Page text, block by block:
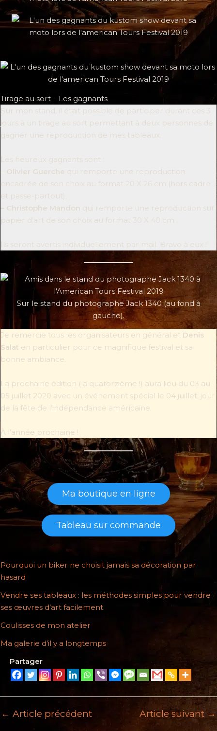
Tirage au sort – Les gagnants
Sur mon stand, il était possible de participer durant ces 3
jours à un tirage au sort permettant à deux personnes de
gagner une reproduction de mes tableaux.
Les heureux gagnants sont :
– Olivier Guerche qui remporte une reproduction
encadrée de son choix au format 20 X 26 cm (hors cadre
et passe-partout).
– Christophe Mandon qui remporte une reproduction sur
papier d’art de son choix au format 30 X 40 cm .
Ils seront avertis individuellement par mail. Bravo à eux !
Sur le stand du photographe Jack 1340 (au fond à
gauche).
Je remercie tous les organisateurs en général et Denis
Salat en particulier pour ce magnifique festival et sa
bonne ambiance.
La prochaine édition (la quatorzième !) aura lieu du 03 au
05 juillet 2020 avec un événement spécial le 04 juillet, jour
de la fête de l’indépendance américaine.
À l’année prochaine !
Ma boutique en ligne
Tableau sur commande
Pourquoi un biker ne choisit jamais sa décoration par
hasard
Vendre ses tableaux : les méthodes simples pour vendre
ses œuvres d’art facilement.
Coulisses de mon atelier
Ma galerie d’il y a longtemps
Partager
← Article précédent Article suivant →